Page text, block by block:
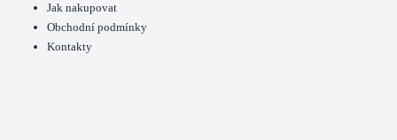
Jak nakupovat
Obchodní podmínky
Kontakty